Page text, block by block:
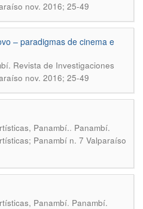
nov. 2016; 25-49
– paradigmas de cinema e
Revista de Investigaciones
nov. 2016; 25-49
Panambí.. Panambí.
Panambí n. 7 Valparaíso
Panambí. Panambí.